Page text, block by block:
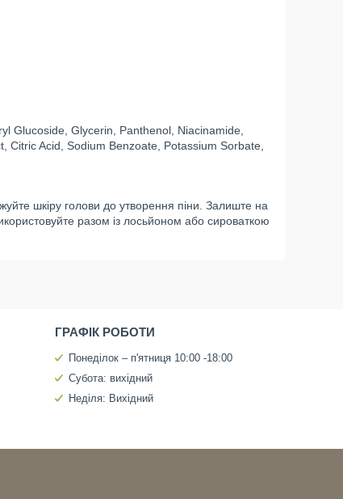
Glucoside, Glycerin, Panthenol, Niacinamide,
Citric Acid, Sodium Benzoate, Potassium Sorbate,
шкіру голови до утворення піни. Залиште на
разом із лосьйоном або сироваткою
ГРАФІК РОБОТИ
Понеділок – п'ятниця 10:00 -18:00
Субота: вихідний
Неділя: Вихідний